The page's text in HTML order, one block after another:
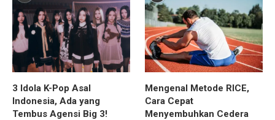
3 Idola K-Pop Asal
Indonesia, Ada yang
Tembus Agensi Big 3!
Mengenal Metode RICE,
Cara Cepat
Menyembuhkan Cedera